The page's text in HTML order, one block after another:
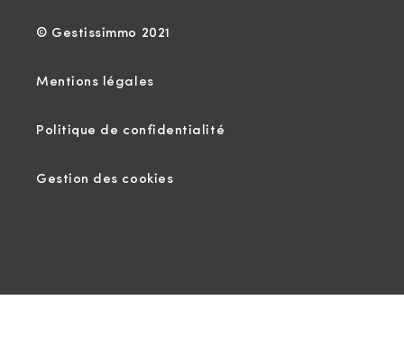
© Gestissimmo 2021
Mentions légales
Politique de confidentialité
Gestion des cookies